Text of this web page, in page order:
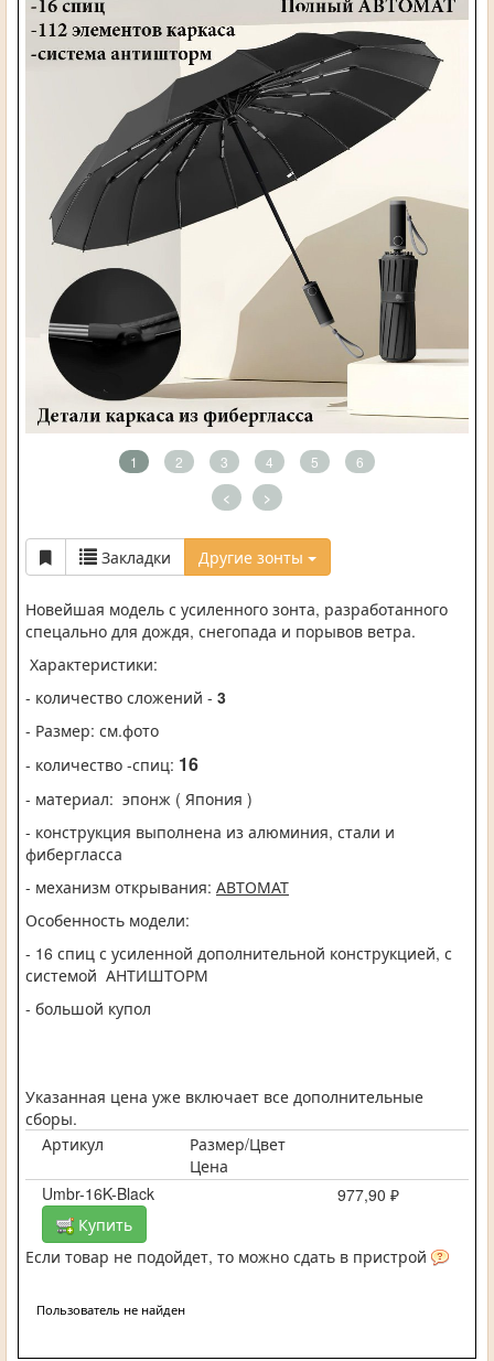
1 2 3 4 5 6
< >
Закладки Другие зонты
Новейшая модель с усиленного зонта, разработанного
спецально для дождя, снегопада и порывов ветра.
Характеристики:
- количество сложений - 3
- Размер: см.фото
- количество -спиц: 16
- материал: эпонж ( Япония )
- конструкция выполнена из алюминия, стали и
фибергласса
- механизм открывания: АВТОМАТ
Особенность модели:
- 16 спиц с усиленной дополнительной конструкцией, с
системой АНТИШТОРМ
- большой купол
Указанная цена уже включает все дополнительные
сборы.
Артикул
Размер/Цвет
Цена
Umbr-16K-Black
977,90 ₽
Купить
Если товар не подойдет, то можно сдать в пристрой
Пользователь не найден